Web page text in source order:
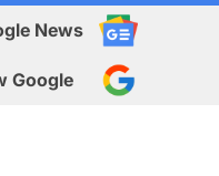
News
Google